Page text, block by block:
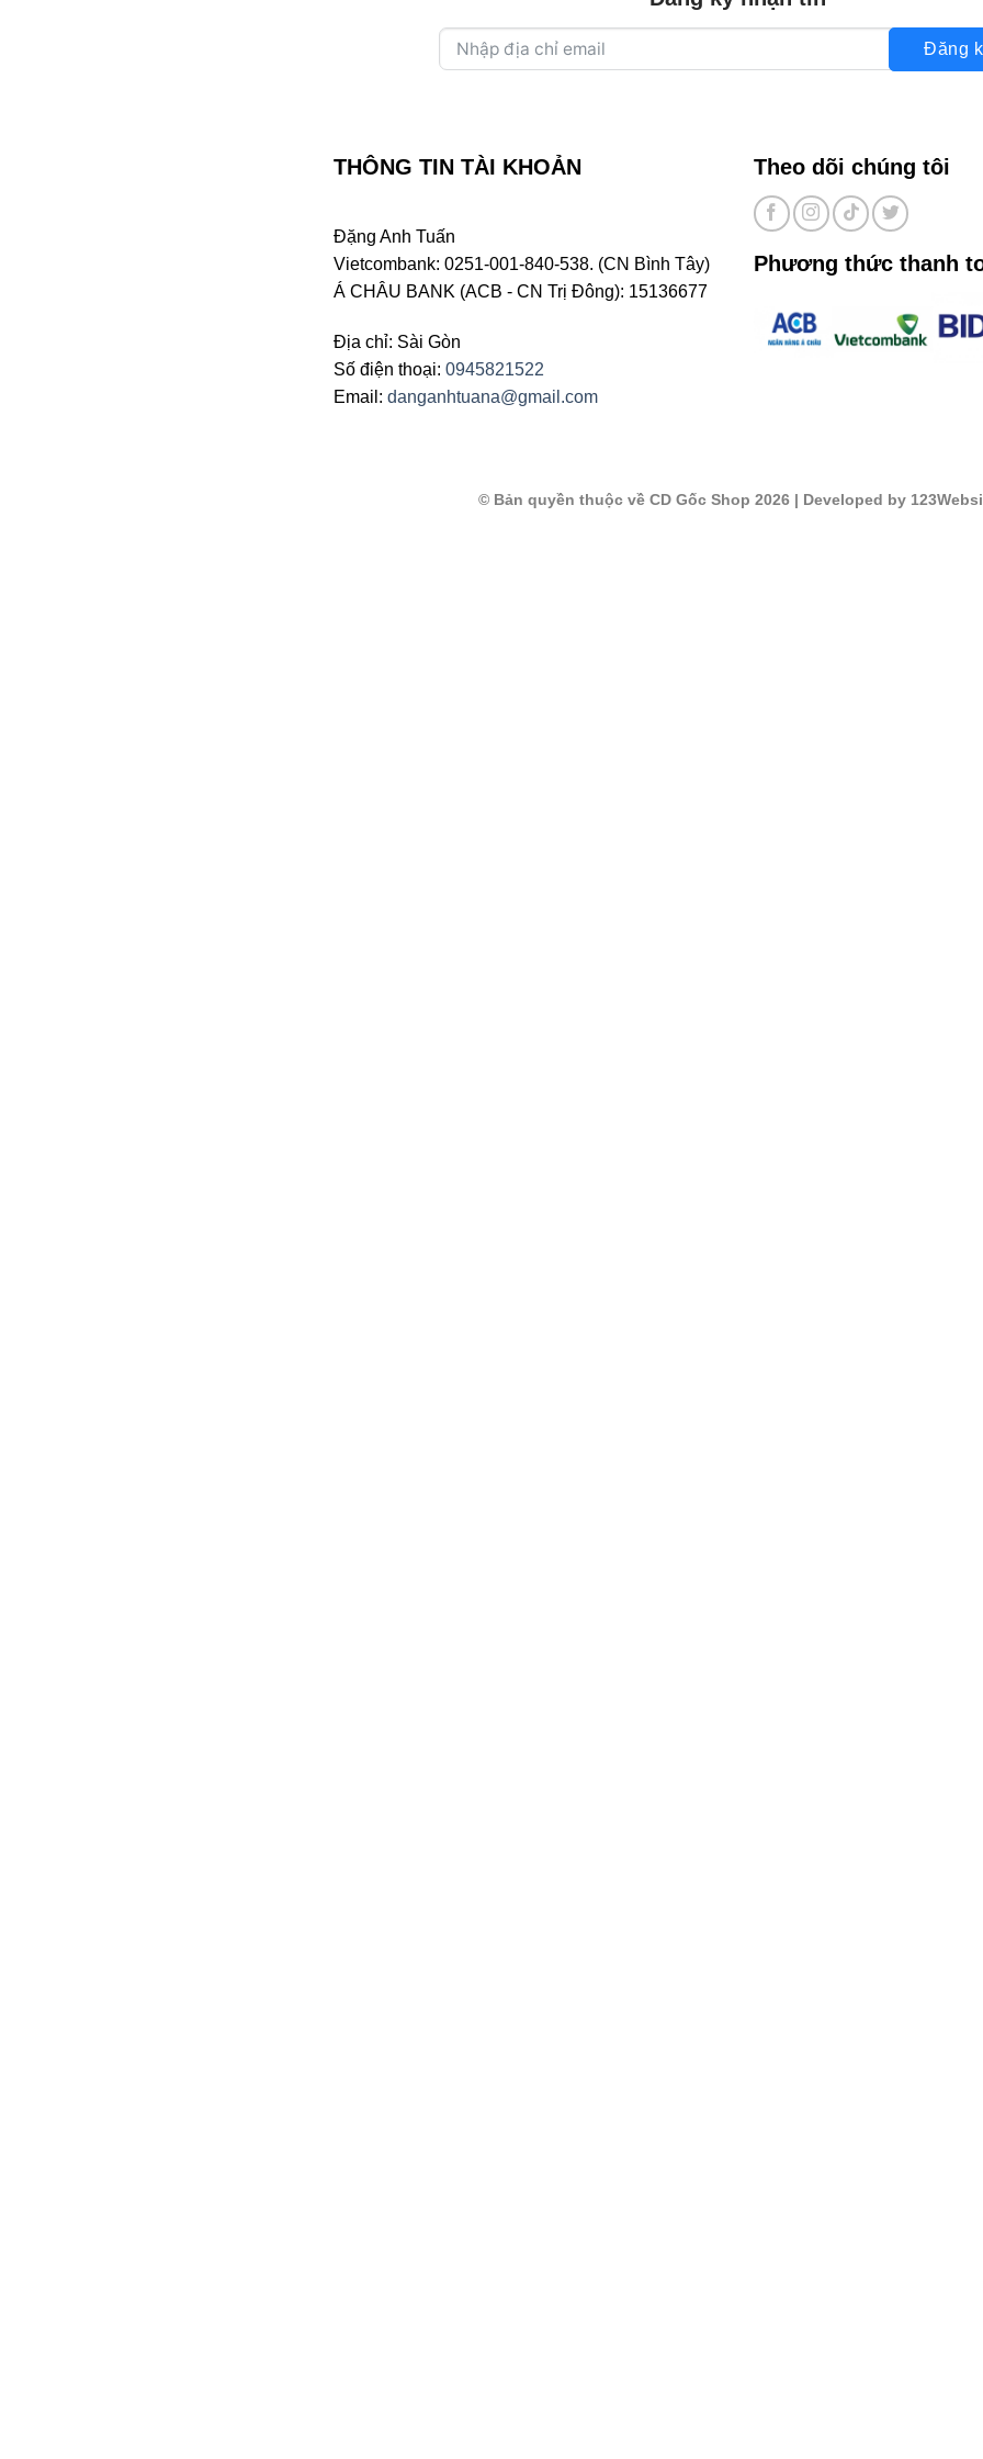
Đăng
THÔNG TIN TÀI KHOẢN
Đặng Anh Tuấn
Vietcombank: 0251-001-840-538. (CN Bình Tây)
Á CHÂU BANK (ACB - CN Trị Đông): 15136677
Địa chỉ: Sài Gòn
Số điện thoại: 0945821522
Email: danganhtuana@gmail.com
Theo dõi chúng tôi
Phương thức thanh
© Bản quyền thuộc về CD Gốc Shop 2026| Developed by